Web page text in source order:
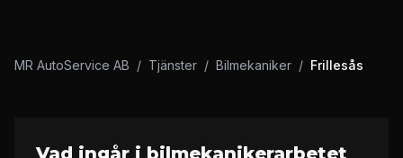
MR AutoService AB / Tjänster / Bilmekaniker / Frillesås
Vad ingår i bilmekanikerarbetet